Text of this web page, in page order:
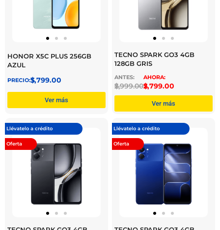
HONOR X5C PLUS 256GB
AZUL
$
3,799.00
Ver más
TECNO SPARK GO3 4GB
128GB GRIS
$
2,999.00$
2,799.00
Ver más
Llévatelo a crédito
Oferta
Llévatelo a crédito
Oferta